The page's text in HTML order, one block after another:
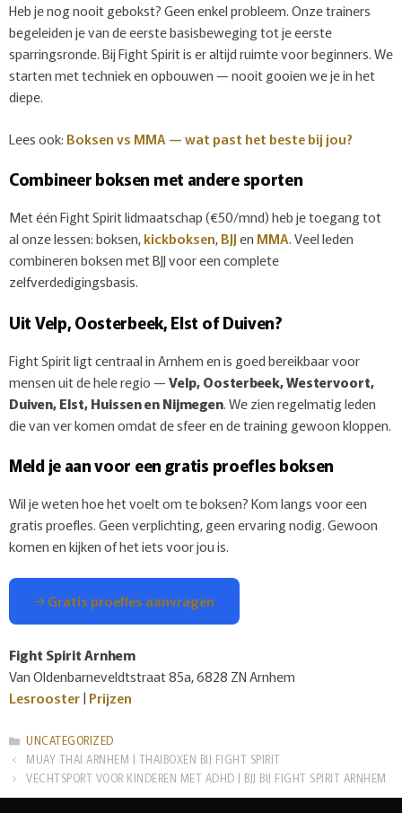
Heb je nog nooit gebokst? Geen enkel probleem. Onze trainers
begeleiden je van de eerste basisbeweging tot je eerste
sparringsronde. Bij Fight Spirit is er altijd ruimte voor beginners. We
starten met techniek en opbouwen — nooit gooien we je in het
diepe.
Lees ook: Boksen vs MMA — wat past het beste bij jou?
Combineer boksen met andere sporten
Met één Fight Spirit lidmaatschap (€50/mnd) heb je toegang tot
al onze lessen: boksen,kickboksen,BJJen MMA. Veel leden
combineren boksen met BJJ voor een complete
zelfverdedigingsbasis.
Uit Velp, Oosterbeek, Elst of Duiven?
Fight Spirit ligt centraal in Arnhem en is goed bereikbaar voor
mensen uit de hele regio —Velp, Oosterbeek, Westervoort,
Duiven, Elst, Huissen en Nijmegen. We zien regelmatig leden
die van ver komen omdat de sfeer en de training gewoon kloppen.
Meld je aan voor een gratis proefles boksen
Wil je weten hoe het voelt om te boksen? Kom langs voor een
gratis proefles. Geen verplichting, geen ervaring nodig. Gewoon
komen en kijken of het iets voor jou is.
→ Gratis proefles aanvragen
Fight Spirit Arnhem
Van Oldenbarneveldtstraat 85a, 6828 ZN Arnhem
Lesrooster| Prijzen
CATEGORIEËN
UNCATEGORIZED
MUAY THAI ARNHEM | THAIBOXEN BIJ FIGHT SPIRIT
VECHTSPORT VOOR KINDEREN MET ADHD | BJJ BIJ FIGHT SPIRIT ARNHEM